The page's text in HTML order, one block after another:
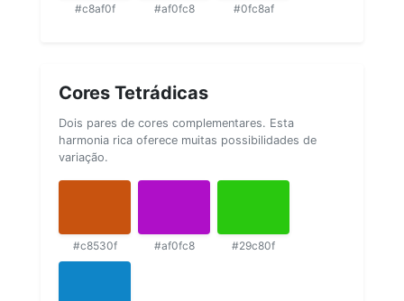
#c8af0f #af0fc8 #0fc8af
Cores Tetrádicas
Dois pares de cores complementares. Esta
harmonia rica oferece muitas possibilidades de
variação.
#c8530f #af0fc8 #29c80f